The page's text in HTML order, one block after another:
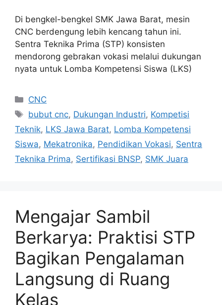
Di bengkel-bengkel SMK Jawa Barat, mesin
CNC berdengung lebih kencang tahun ini.
Sentra Teknika Prima (STP) konsisten
mendorong gebrakan vokasi melalui dukungan
nyata untuk Lomba Kompetensi Siswa (LKS)
Categories
CNC
Tags
bubut cnc, Dukungan Industri, Kompetisi
Teknik, LKS Jawa Barat, Lomba Kompetensi
Siswa, Mekatronika, Pendidikan Vokasi, Sentra
Teknika Prima, Sertifikasi BNSP, SMK Juara
Mengajar Sambil
Berkarya: Praktisi STP
Bagikan Pengalaman
Langsung di Ruang
Kelas